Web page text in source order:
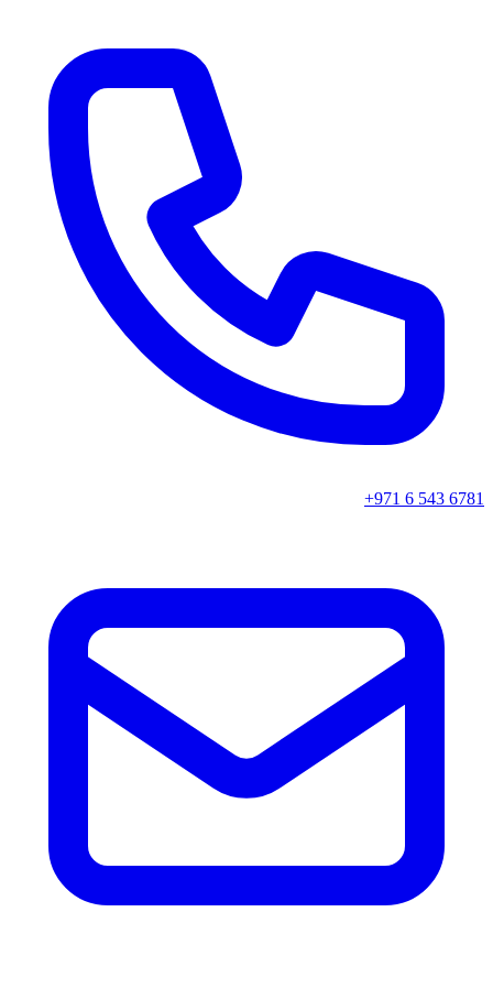
+971 6 543 6781